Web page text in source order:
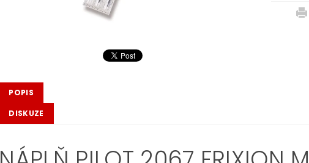
POPIS
DISKUZE